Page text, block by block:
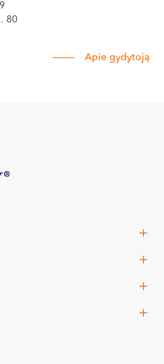
80
Apie gydytoją